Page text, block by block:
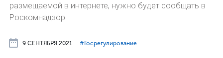
размещаемой в интернете, нужно будет сообщать в
Роскомнадзор
9 СЕНТЯБРЯ 2021 #⁣Госрегулирование